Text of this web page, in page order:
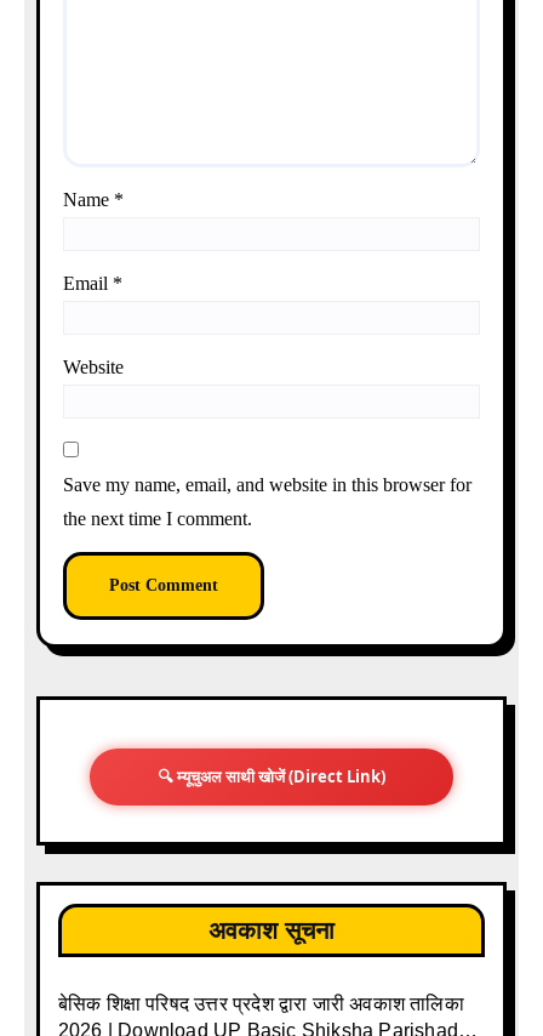
Name *
Email *
Website
Save my name, email, and website in this browser for
the next time I comment.
🔍 म्यूचुअल साथी खोजें (Direct Link)
अवकाश सूचना
बेसिक शिक्षा परिषद उत्तर प्रदेश द्वारा जारी अवकाश तालिका
2026 | Download UP Basic Shiksha Parishad